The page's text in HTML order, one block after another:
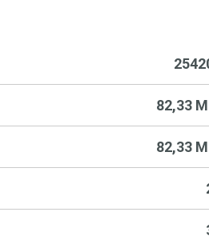
82,33
82,33